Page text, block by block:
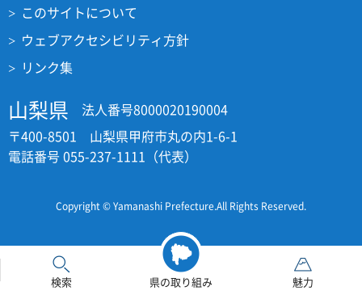
検索 県の取り組み 魅力
このサイトについて
ウェブアクセシビリティ方針
リンク集
山梨県
法人番号8000020190004
〒400-8501 山梨県甲府市丸の内1-6-1
電話番号 055-237-1111（代表）
Copyright © Yamanashi Prefecture.All Rights Reserved.